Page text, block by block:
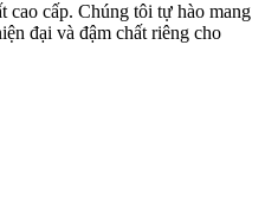
cao cấp. Chúng tôi tự hào mang
đại và đậm chất riêng cho